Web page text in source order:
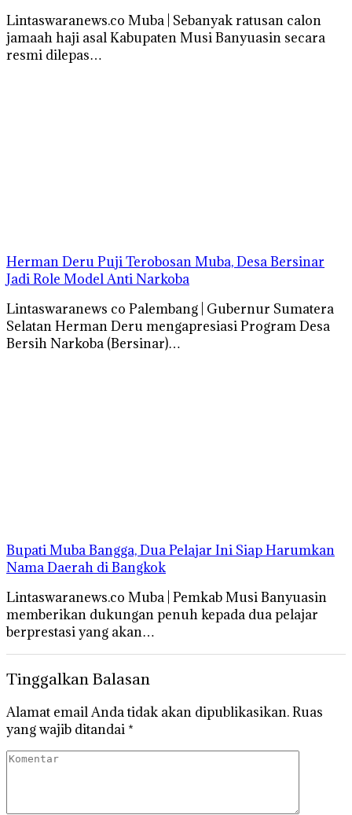
Lintaswaranews.co Muba | Sebanyak ratusan calon
jamaah haji asal Kabupaten Musi Banyuasin secara
resmi dilepas…
Herman Deru Puji Terobosan Muba, Desa Bersinar
Jadi Role Model Anti Narkoba
Lintaswaranews co Palembang | Gubernur Sumatera
Selatan Herman Deru mengapresiasi Program Desa
Bersih Narkoba (Bersinar)…
Bupati Muba Bangga, Dua Pelajar Ini Siap Harumkan
Nama Daerah di Bangkok
Lintaswaranews.co Muba | Pemkab Musi Banyuasin
memberikan dukungan penuh kepada dua pelajar
berprestasi yang akan…
Tinggalkan Balasan
Alamat email Anda tidak akan dipublikasikan.Ruas
yang wajib ditandai *